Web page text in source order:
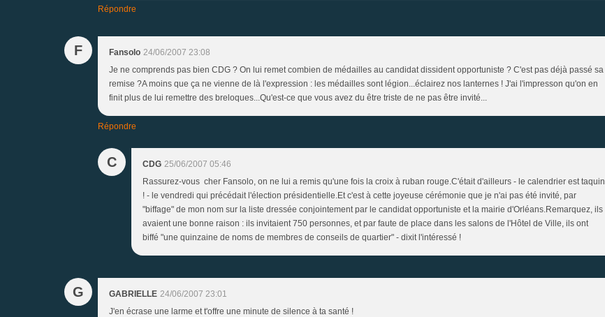
Répondre
F Fansolo 24/06/2007 23:08
Je ne comprends pas bien CDG ? On lui remet combien de médailles au candidat dissident opportuniste ? C'est pas déjà passé sa
remise ?A moins que ça ne vienne de là l'expression : les médailles sont légion...éclairez nos lanternes ! J'ai l'impresson qu'on en
finit plus de lui remettre des breloques...Qu'est-ce que vous avez du être triste de ne pas être invité...
Répondre
C CDG 25/06/2007 05:46
Rassurez-vous cher Fansolo, on ne lui a remis qu'une fois la croix à ruban rouge.C'était d'ailleurs - le calendrier est taquin
! - le vendredi qui précédait l'élection présidentielle.Et c'est à cette joyeuse cérémonie que je n'ai pas été invité, par
"biffage" de mon nom sur la liste dressée conjointement par le candidat opportuniste et la mairie d'Orléans.Remarquez, ils
avaient une bonne raison : ils invitaient 750 personnes, et par faute de place dans les salons de l'Hôtel de Ville, ils ont
biffé "une quinzaine de noms de membres de conseils de quartier" - dixit l'intéressé !
G GABRIELLE 24/06/2007 23:01
J'en écrase une larme et t'offre une minute de silence à ta santé !